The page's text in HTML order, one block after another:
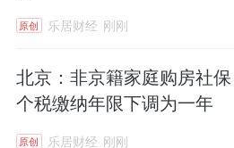
展大方向，汉诺医疗深耕
依托自主ECMO技术突破
以产品创新落地践行未来
原创 乐居财经 刚刚
北京：非京籍家庭购房社保
个税缴纳年限下调为一年
原创 乐居财经 刚刚